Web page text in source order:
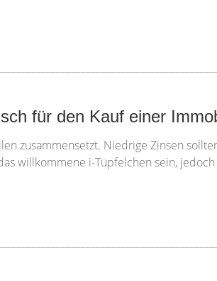
für den Kauf einer
zusammensetzt. Niedrige Zinsen
willkommene i-Tüpfelchen sein,